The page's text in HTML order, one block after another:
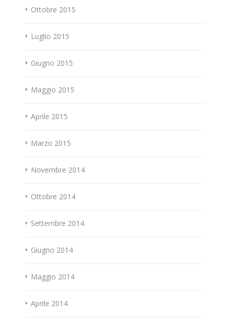
Ottobre 2015
Luglio 2015
Giugno 2015
Maggio 2015
Aprile 2015
Marzo 2015
Novembre 2014
Ottobre 2014
Settembre 2014
Giugno 2014
Maggio 2014
Aprile 2014